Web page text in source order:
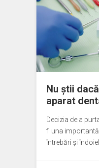
Nu știi
aparat
Decizia de a
fi una
întrebări și